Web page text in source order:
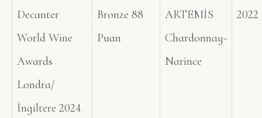
Decanter
World Wine
Awards
Londra/
İngiltere 2024
Bronze 88
Puan
ARTEMİS
Chardonnay-
Narince
2022